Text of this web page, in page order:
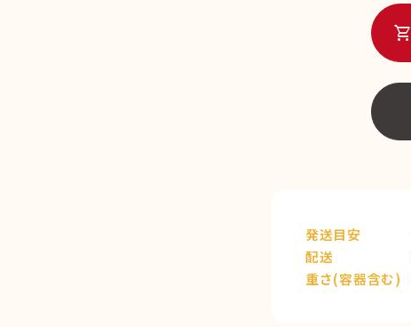
shopping_cart
発送目安
配送
重さ(容器含む)